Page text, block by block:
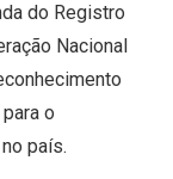
do Registro
Nacional
o
país.